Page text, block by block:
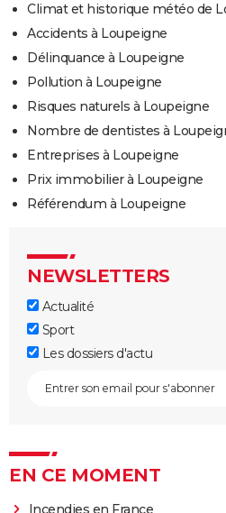
Climat et historique météo de
Accidents à Loupeigne
Délinquance à Loupeigne
Pollution à Loupeigne
Risques naturels à Loupeigne
Nombre de dentistes à
Entreprises à Loupeigne
Prix immobilier à Loupeigne
Référendum à Loupeigne
NEWSLETTERS
Actualité
Sport
Les dossiers d'actu
EN CE MOMENT
Incendies en France